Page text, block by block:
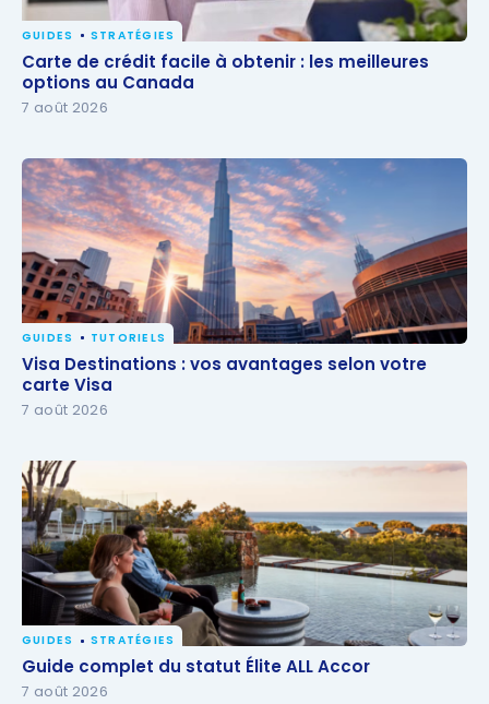
Carte de crédit facile à obtenir : les meilleures
options au Canada
GUIDES STRATÉGIES
Carte de crédit facile à obtenir : les meilleures
options au Canada
7 août 2026
Visa Destinations : vos avantages selon votre carte
Visa
GUIDES TUTORIELS
Visa Destinations : vos avantages selon votre
carte Visa
7 août 2026
Guide complet du statut Élite ALL Accor
GUIDES STRATÉGIES
Guide complet du statut Élite ALL Accor
7 août 2026